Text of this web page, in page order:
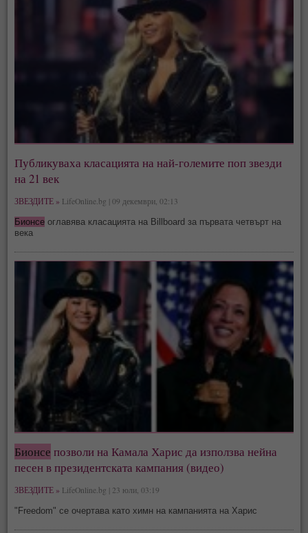
Публикуваха класацията на най-големите поп звезди
на 21 век
ЗВЕЗДИТЕ » LifeOnline.bg | 09 декември, 02:13
Бионсе оглавява класацията на Billboard за първата четвърт на
века
Бионсе позволи на Камала Харис да използва нейна
песен в президентската кампания (видео)
ЗВЕЗДИТЕ » LifeOnline.bg | 23 юли, 03:19
"Freedom" се очертава като химн на кампанията на Харис